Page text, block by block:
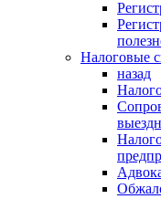
Налоговые
назад